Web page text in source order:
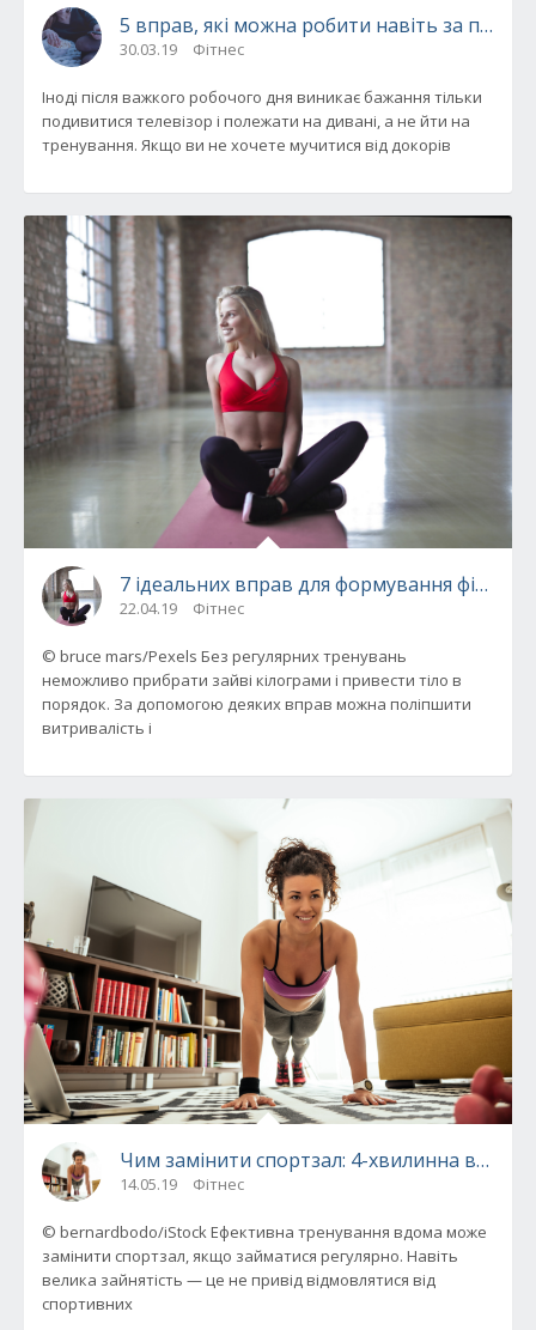
5 вправ, які можна робити навіть за
30.03.19 Фітнес
Іноді після важкого робочого дня виникає бажання тільки
подивитися телевізор і полежати на дивані, а не йти на
тренування. Якщо ви не хочете мучитися від докорів
7 ідеальних вправ для формування фігури
22.04.19 Фітнес
© bruce mars/Pexels Без регулярних тренувань
неможливо прибрати зайві кілограми і привести тіло в
порядок. За допомогою деяких вправ можна поліпшити
витривалість і
Чим замінити спортзал: 4-хвилинна
14.05.19 Фітнес
© bernardbodo/iStock Ефективна тренування вдома може
замінити спортзал, якщо займатися регулярно. Навіть
велика зайнятість — це не привід відмовлятися від
спортивних